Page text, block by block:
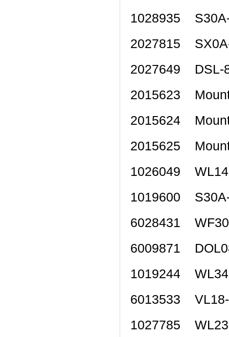
1028935
2027815
2027649 DSL-
2015623
2015624
2015625
1026049
1019600
6028431
6009871
1019244
6013533
1027785